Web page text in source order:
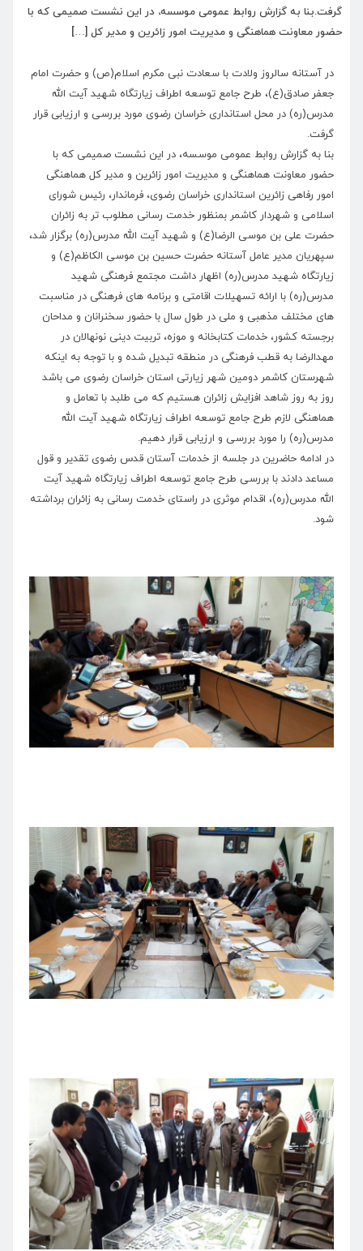
گرفت.بنا به گزارش روابط عمومی موسسه، در این نشست صمیمی که با
حضور معاونت هماهنگی و مدیریت امور زائرین و مدیر کل […]
در آستانه سالروز ولادت با سعادت نبی مکرم اسلام(ص) و حضرت امام
جعفر صادق(ع)، طرح جامع توسعه اطراف زیارتگاه شهید آیت الله
مدرس(ره) در محل استانداری خراسان رضوی مورد بررسی و ارزیابی قرار
گرفت.
بنا به گزارش روابط عمومی موسسه، در این نشست صمیمی که با
حضور معاونت هماهنگی و مدیریت امور زائرین و مدیر کل هماهنگی
امور رفاهی زائرین استانداری خراسان رضوی، فرماندار، رئیس شورای
اسلامی و شهردار کاشمر بمنظور خدمت رسانی مطلوب تر به زائران
حضرت علی بن موسی الرضا(ع) و شهید آیت الله مدرس(ره) برگزار شد،
سپهریان مدیر عامل آستانه حضرت حسین بن موسی الکاظم(ع) و
زیارتگاه شهید مدرس(ره) اظهار داشت مجتمع فرهنگی شهید
مدرس(ره) با ارائه تسهیلات اقامتی و برنامه های فرهنگی در مناسبت
های مختلف مذهبی و ملی در طول سال با حضور سخنرانان و مداحان
برجسته کشور، خدمات کتابخانه و موزه، تربیت دینی نونهالان در
مهدالرضا به قطب فرهنگی در منطقه تبدیل شده و با توجه به اینکه
شهرستان کاشمر دومین شهر زیارتی استان خراسان رضوی می باشد
روز به روز شاهد افزایش زائران هستیم که می طلبد با تعامل و
هماهنگی لازم طرح جامع توسعه اطراف زیارتگاه شهید آیت الله
مدرس(ره) را مورد بررسی و ارزیابی قرار دهیم.
در ادامه حاضرین در جلسه از خدمات آستان قدس رضوی تقدیر و قول
مساعد دادند با بررسی طرح جامع توسعه اطراف زیارتگاه شهید آیت
الله مدرس(ره)، اقدام موثری در راستای خدمت رسانی به زائران برداشته
شود.